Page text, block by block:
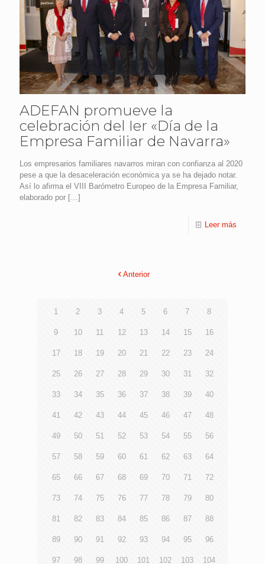
ADEFAN promueve la
celebración del Ier «Día de la
Empresa Familiar de Navarra»
Los empresarios familiares navarros miran con confianza al 2020
pese a que la desaceleración económica ya se ha dejado notar.
Así lo afirma el VIII Barómetro Europeo de la Empresa Familiar,
elaborado por […]
Leer más
Anterior
1 2 3 4 5 6 7 8
9 10 11 12 13 14 15 16
17 18 19 20 21 22 23 24
25 26 27 28 29 30 31 32
33 34 35 36 37 38 39 40
41 42 43 44 45 46 47 48
49 50 51 52 53 54 55 56
57 58 59 60 61 62 63 64
65 66 67 68 69 70 71 72
73 74 75 76 77 78 79 80
81 82 83 84 85 86 87 88
89 90 91 92 93 94 95 96
97 98 99 100 101 102 103 104